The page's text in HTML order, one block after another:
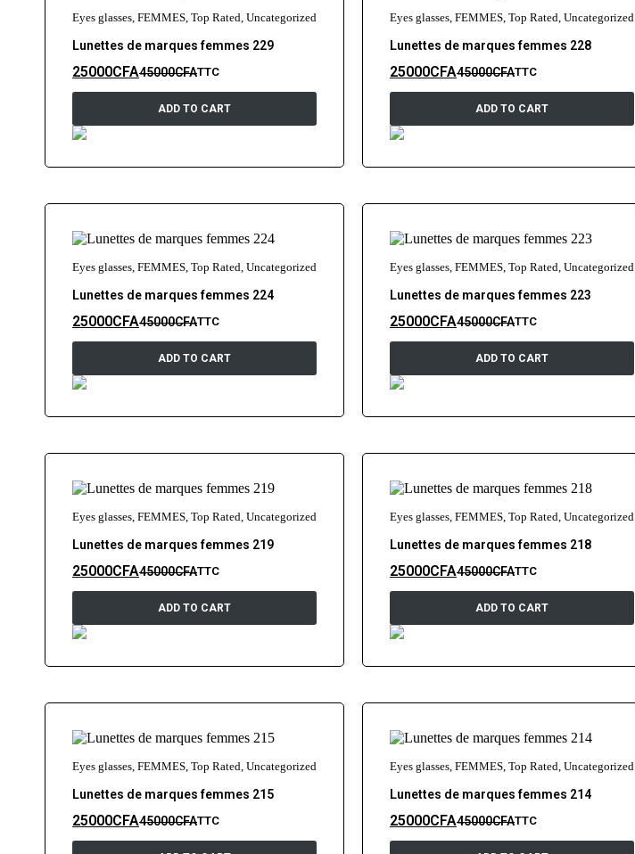
Eyes glasses, FEMMES, Top Rated, Uncategorized
Lunettes de marques femmes 229
45000CFA
25000CFA TTC
ADD TO CART
Eyes glasses, FEMMES, Top Rated, Uncategorized
Lunettes de marques femmes 228
45000CFA
25000CFA TTC
ADD TO CART
Eyes glasses, FEMMES, Top Rated, Uncategorized
Lunettes de marques femmes 224
45000CFA
25000CFA TTC
ADD TO CART
Eyes glasses, FEMMES, Top Rated, Uncategorized
Lunettes de marques femmes 223
45000CFA
25000CFA TTC
ADD TO CART
Eyes glasses, FEMMES, Top Rated, Uncategorized
Lunettes de marques femmes 219
45000CFA
25000CFA TTC
ADD TO CART
Eyes glasses, FEMMES, Top Rated, Uncategorized
Lunettes de marques femmes 218
45000CFA
25000CFA TTC
ADD TO CART
Eyes glasses, FEMMES, Top Rated, Uncategorized
Lunettes de marques femmes 215
45000CFA
25000CFA TTC
Eyes glasses, FEMMES, Top Rated, Uncategorized
Lunettes de marques femmes 214
45000CFA
25000CFA TTC